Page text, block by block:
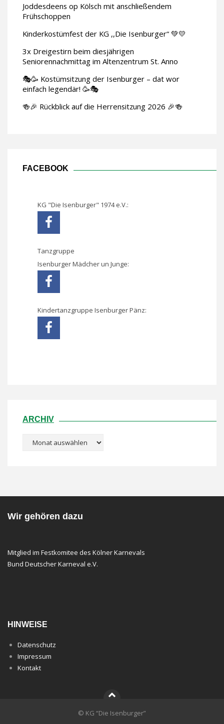
Joddesdeens op Kölsch mit anschließendem
Frühschoppen
Kinderkostümfest der KG ,,Die Isenburger“ 💚💛
3x Dreigestirn beim diesjährigen
Seniorennachmittag im Altenzentrum St. Anno
🎭🥳 Kostümsitzung der Isenburger – dat wor
einfach legendär! 🥳🎭
🍻🎉 Rückblick auf die Herrensitzung 2026 🎉🍻
FACEBOOK
KG "Die Isenburger" 1974 e.V.:
Tanzgruppe
Isenburger Mädcher un Junge:
Kindertanzgruppe Isenburger Pänz:
ARCHIV
Archiv
Wir gehören dazu
Mitglied im Festkomitee des Kölner Karnevals
Bund Deutscher Karneval e.V.
HINWEISE
Datenschutz
Impressum
Kontakt
© KG “Die Isenburger”